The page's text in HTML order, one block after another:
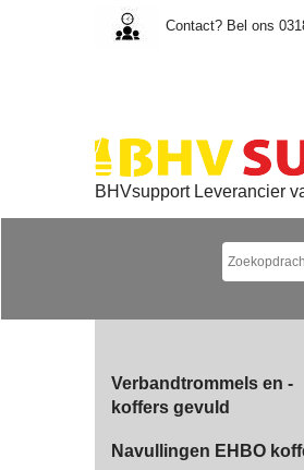
Contact? Bel ons
BHVsupport Leverancier
Verbandtrommels en -
koffers gevuld
Navullingen EHBO